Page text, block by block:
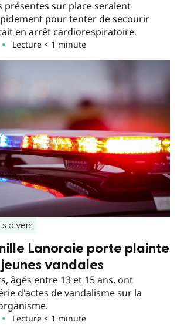
présentes sur place seraient
pour tenter de secourir
en arrêt cardiorespiratoire.
Lecture < 1 minute
divers
Lanoraie porte plainte
vandales
âgés entre 13 et 15 ans, ont
d'actes de vandalisme sur la
Lecture < 1 minute